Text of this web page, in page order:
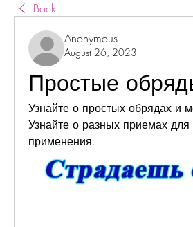
Back
Anonymous
August 26, 2023
Простые
Узнайте о простых обрядах и
Узнайте о разных приемах
применения.